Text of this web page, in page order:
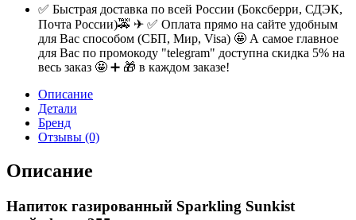
✅ Быстрая доставка по всей России (Боксберри, СДЭК,
Почта России)🚕 ✈ ✅ Оплата прямо на сайте удобным
для Вас способом (СБП, Мир, Visa) 🤩 А самое главное
для Вас по промокоду "telegram" доступна скидка 5% на
весь заказ 🤩 ➕ 🎁 в каждом заказе!
Описание
Детали
Бренд
Отзывы (0)
Описание
Напиток газированный Sparkling Sunkist